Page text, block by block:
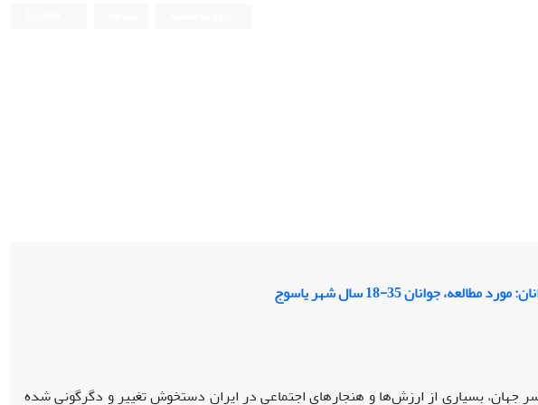
جوانان 35-18 سال شهر یاسوج
جهان، بسیاری از ارزش‌ها و هنجارهای اجتماعی در ایران دستخوش تغییر و دگرگونی شده